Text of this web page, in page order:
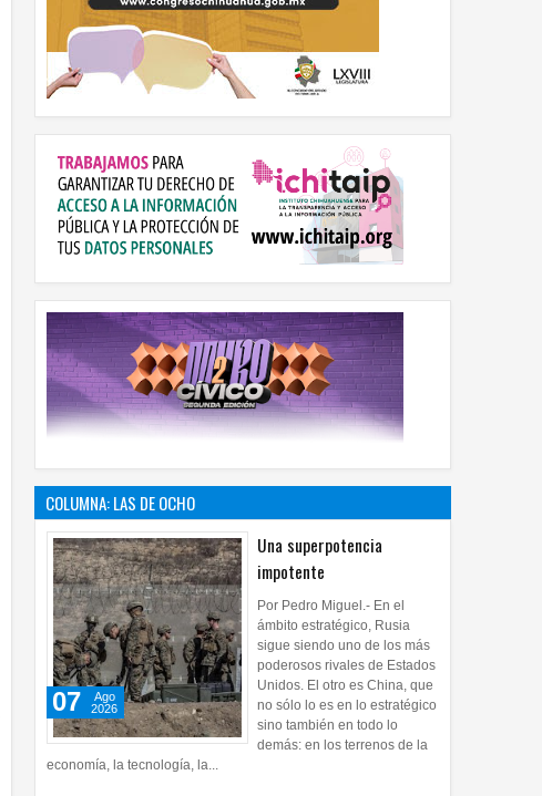
COLUMNA: LAS DE OCHO
Una superpotencia
impotente
07
Ago
2026
Por Pedro Miguel.- En el
ámbito estratégico, Rusia
sigue siendo uno de los más
poderosos rivales de Estados
Unidos. El otro es China, que
no sólo lo es en lo estratégico
sino también en todo lo
demás: en los terrenos de la
economía, la tecnología, la...